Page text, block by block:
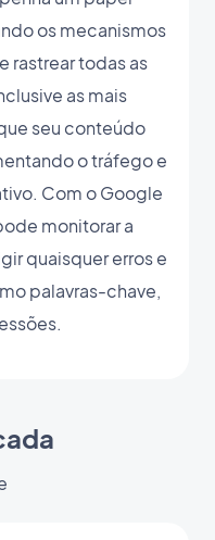
os mecanismos
rastrear todas as
as mais
seu conteúdo
o tráfego e
Com o Google
monitorar a
quaisquer erros e
palavras-chave,